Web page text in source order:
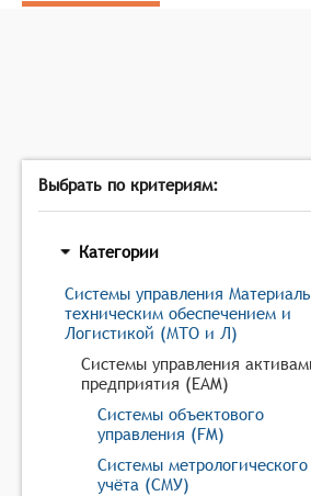
Иметь возможности
Выбрать по критериям:
Категории
Системы управления
техническим обеспечением и
Логистикой (МТО и Л)
Системы управления
предприятия (EAM)
Системы объектового
управления (FM)
Системы метрологического
учёта (СМУ)